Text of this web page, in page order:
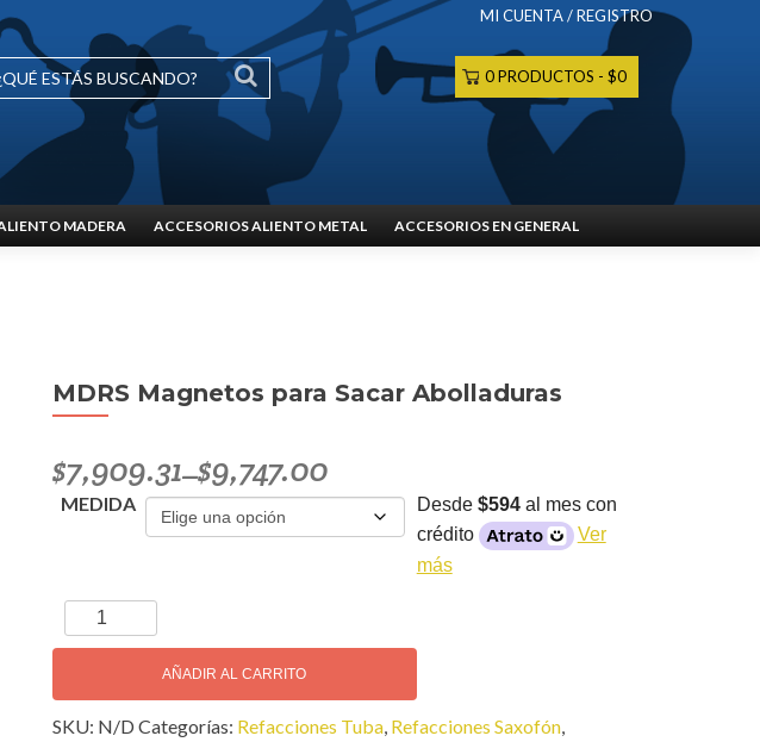
MI CUENTA / REGISTRO
0 PRODUCTOS $0
MADERA ACCESORIOS ALIENTO METAL ACCESORIOS EN GENERAL
MDRS Magnetos para Sacar Abolladuras
$7,909.31–$9,747.00
MEDIDA
MDRS
Magnetos
Sacar
Abolladuras
AÑADIR AL CARRITO
Desde $594al mes con
crédito
Ver
más
SKU: N/D Categorías: Refacciones Tuba, Refacciones Saxofón,